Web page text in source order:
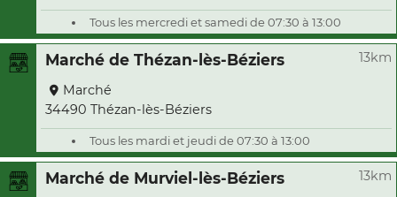
Tous les mercredi et samedi de 07:30 à 13:00
Marché de Thézan-lès-Béziers 13km
Marché
34490 Thézan-lès-Béziers
Tous les mardi et jeudi de 07:30 à 13:00
Marché de Murviel-lès-Béziers 13km